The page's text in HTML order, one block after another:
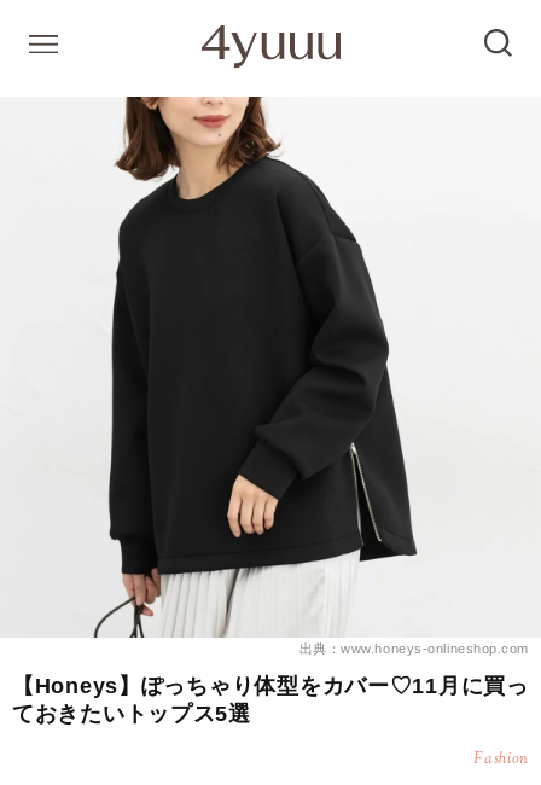
出典：www.honeys-onlineshop.com
【Honeys】ぽっちゃり体型をカバー♡11月に買っ
ておきたいトップス5選
Fashion